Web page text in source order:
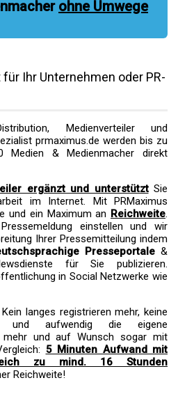
ohne Umwege
Ihr Unternehmen oder PR-
Medienverteiler und
prmaximus.de werden bis zu
Medien & Medienmacher direkt
ergänzt und unterstütztSie
im Internet. Mit PRMaximus
und ein Maximum an Reichweite.
einstellen und wir
Ihrer Pressemitteilung indem
Presseportale &
für Sie publizieren.
in Social Netzwerke wie
langes registrieren mehr, keine
und aufwendig die eigene
mehr und auf Wunsch sogar mit
5 Minuten Aufwand mit
zu mind. 16 Stunden
Reichweite!